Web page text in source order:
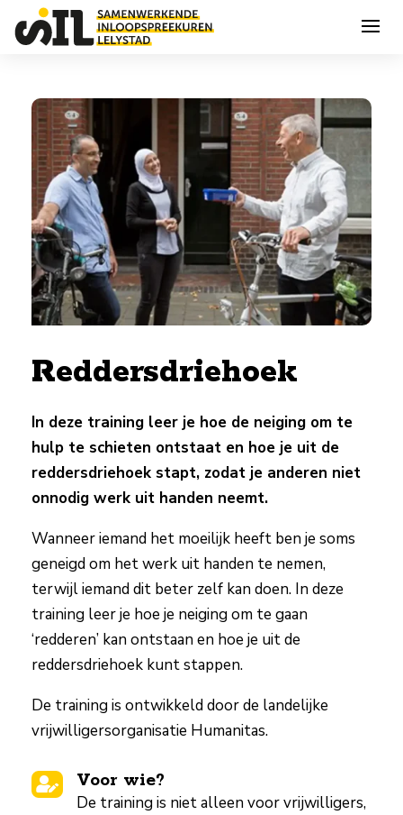
Reddersdriehoek
In deze training leer je hoe de neiging om te
hulp te schieten ontstaat en hoe je uit de
reddersdriehoek stapt, zodat je anderen niet
onnodig werk uit handen neemt.
Wanneer iemand het moeilijk heeft ben je soms
geneigd om het werk uit handen te nemen,
terwijl iemand dit beter zelf kan doen. In deze
training leer je hoe je neiging om te gaan
‘redderen’ kan ontstaan en hoe je uit de
reddersdriehoek kunt stappen.
De training is ontwikkeld door de landelijke
vrijwilligersorganisatie Humanitas.
 Voor wie?
De training is niet alleen voor vrijwilligers,